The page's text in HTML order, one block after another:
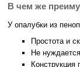
В чем же
У опалубки из
Простота и
Не
Конструкция